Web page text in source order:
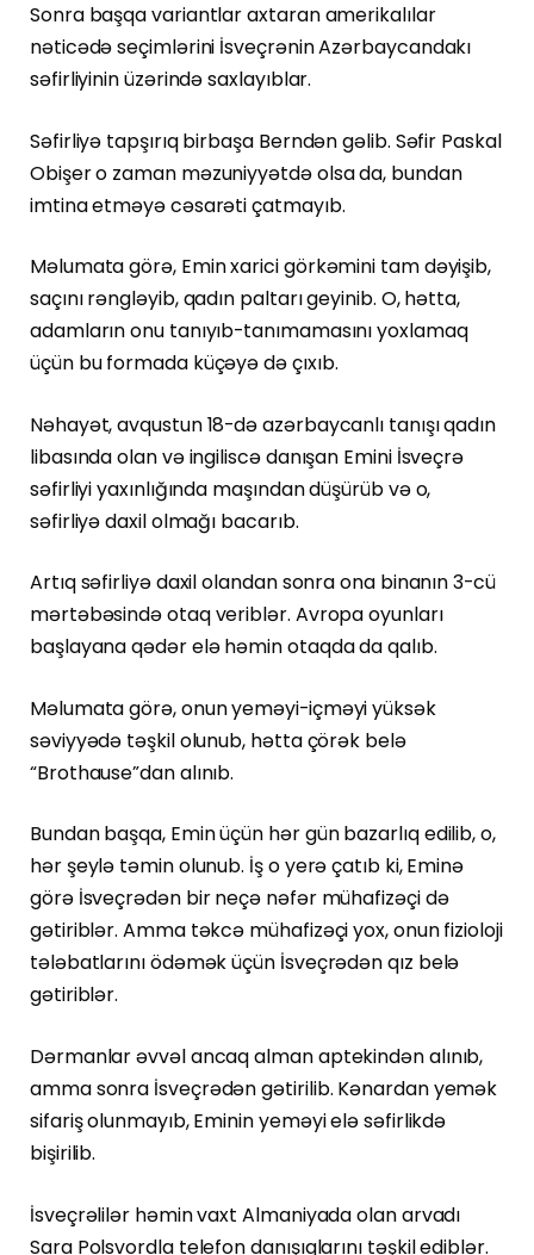
Sonra başqa variantlar axtaran amerikalılar
nəticədə seçimlərini İsveçrənin Azərbaycandakı
səfirliyinin üzərində saxlayıblar.
Səfirliyə tapşırıq birbaşa Berndən gəlib. Səfir Paskal
Obişer o zaman məzuniyyətdə olsa da, bundan
imtina etməyə cəsarəti çatmayıb.
Məlumata görə, Emin xarici görkəmini tam dəyişib,
saçını rəngləyib, qadın paltarı geyinib. O, hətta,
adamların onu tanıyıb-tanımamasını yoxlamaq
üçün bu formada küçəyə də çıxıb.
Nəhayət, avqustun 18-də azərbaycanlı tanışı qadın
libasında olan və ingiliscə danışan Emini İsveçrə
səfirliyi yaxınlığında maşından düşürüb və o,
səfirliyə daxil olmağı bacarıb.
Artıq səfirliyə daxil olandan sonra ona binanın 3-cü
mərtəbəsində otaq veriblər. Avropa oyunları
başlayana qədər elə həmin otaqda da qalıb.
Məlumata görə, onun yeməyi-içməyi yüksək
səviyyədə təşkil olunub, hətta çörək belə
“Brothause”dan alınıb.
Bundan başqa, Emin üçün hər gün bazarlıq edilib, o,
hər şeylə təmin olunub. İş o yerə çatıb ki, Eminə
görə İsveçrədən bir neçə nəfər mühafizəçi də
gətiriblər. Amma təkcə mühafizəçi yox, onun fizioloji
tələbatlarını ödəmək üçün İsveçrədən qız belə
gətiriblər.
Dərmanlar əvvəl ancaq alman aptekindən alınıb,
amma sonra İsveçrədən gətirilib. Kənardan yemək
sifariş olunmayıb, Eminin yeməyi elə səfirlikdə
bişirilib.
İsveçrəlilər həmin vaxt Almaniyada olan arvadı
Sara Polsvordla telefon danışıqlarını təşkil ediblər.